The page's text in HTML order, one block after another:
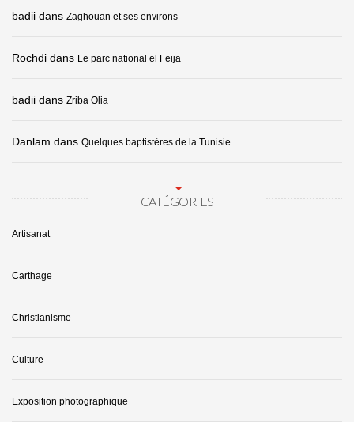
badii dans Zaghouan et ses environs
Rochdi dans Le parc national el Feija
badii dans Zriba Olia
Danlam dans Quelques baptistères de la Tunisie
CATÉGORIES
Artisanat
Carthage
Christianisme
Culture
Exposition photographique